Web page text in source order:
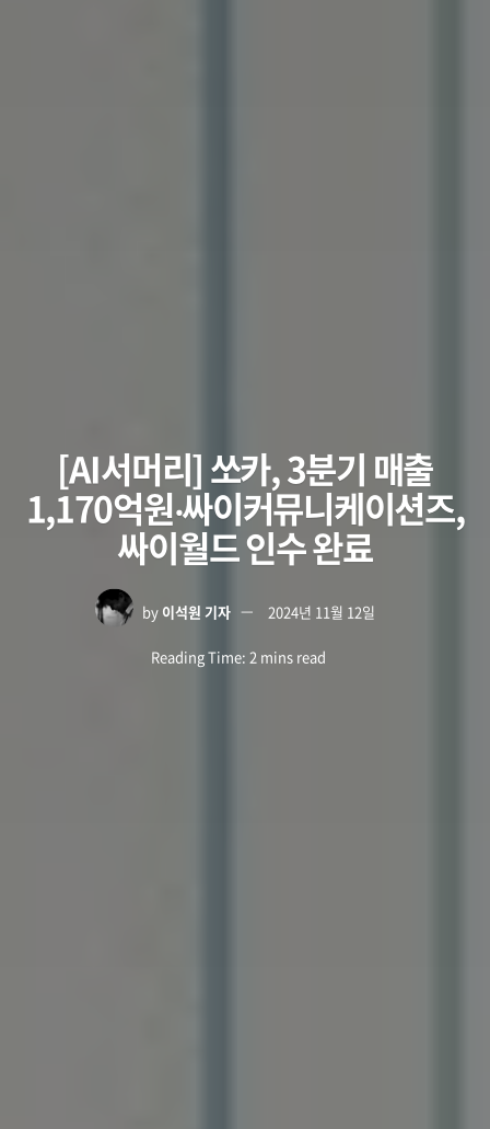
[AI서머리] 쏘카, 3분기 매출
1,170억원‧싸이커뮤니케이션즈,
싸이월드 인수 완료
by 이석원 기자 2024년 11월 12일
Reading Time: 2 mins read